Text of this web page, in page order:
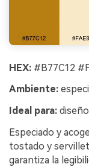
HEX: #B77C12
Ambiente:
Ideal para:
Especiado y
tostado y
garantiza la